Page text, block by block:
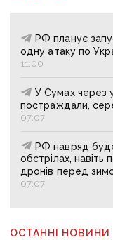
РФ планує
одну атаку по
11:00
У Сумах через
постраждали,
07:07
РФ навряд
обстрілах, навіть
дронів перед
07:07
ОСТАННІ НОВИНИ